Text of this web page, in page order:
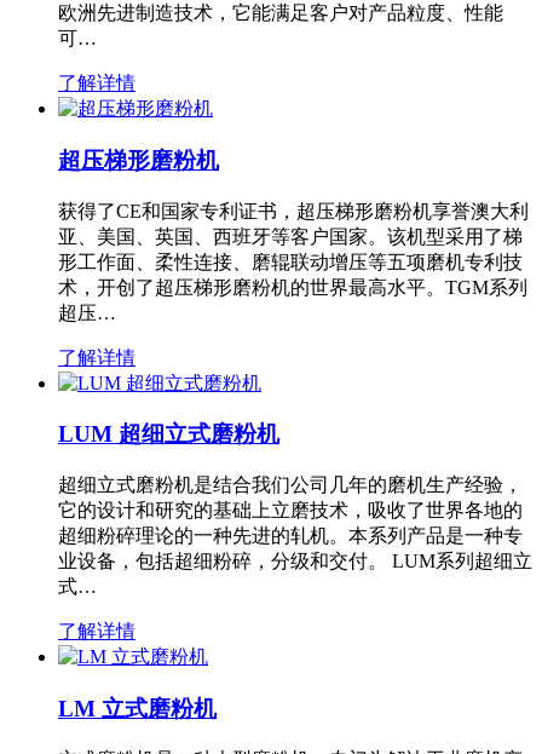
欧洲先进制造技术，它能满足客户对产品粒度、性能
可…
了解详情
超压梯形磨粉机
获得了CE和国家专利证书，超压梯形磨粉机享誉澳大利
亚、美国、英国、西班牙等客户国家。该机型采用了梯
形工作面、柔性连接、磨辊联动增压等五项磨机专利技
术，开创了超压梯形磨粉机的世界最高水平。TGM系列
超压…
了解详情
LUM 超细立式磨粉机
超细立式磨粉机是结合我们公司几年的磨机生产经验，
它的设计和研究的基础上立磨技术，吸收了世界各地的
超细粉碎理论的一种先进的轧机。本系列产品是一种专
业设备，包括超细粉碎，分级和交付。 LUM系列超细立
式…
了解详情
LM 立式磨粉机